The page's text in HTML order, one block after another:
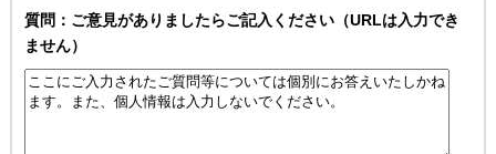
質問：ご意見がありましたらご記入ください（URLは入力でき
ません）